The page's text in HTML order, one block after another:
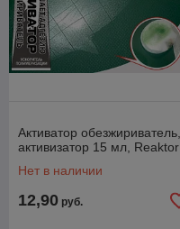
Активатор обезжириватель,
активизатор 15 мл, Reaktor
Нет в наличии
12,90 руб.